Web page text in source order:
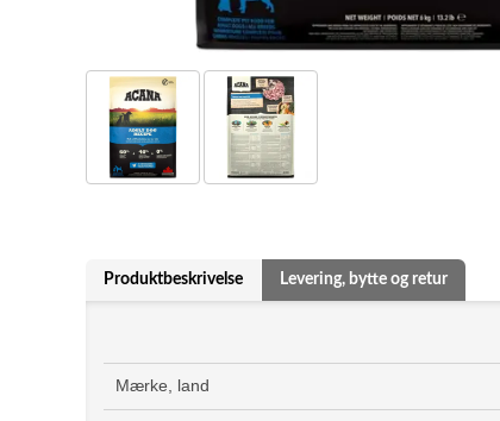
Produktbeskrivelse Levering, bytte og retur
Mærke, land